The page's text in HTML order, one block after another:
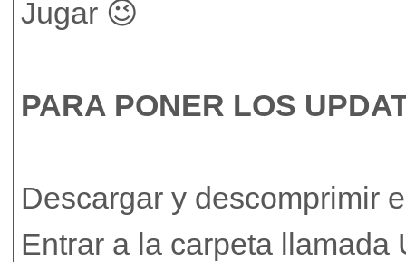
Jugar 😉
PARA PONER LOS
Descargar y descomprimir
Entrar a la carpeta llamada